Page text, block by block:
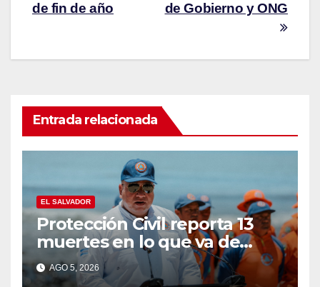
de Gobierno y ONG
de fin de año
Entrada relacionada
EL SALVADOR
Protección Civil reporta 13
muertes en lo que va de
vacaciones de agosto
AGO 5, 2026